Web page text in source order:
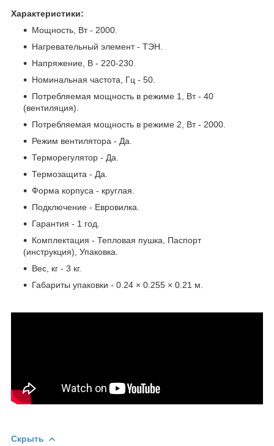
Характеристики:
Мощность, Вт - 2000.
Нагревательный элемент - ТЭН.
Напряжение, В - 220-230.
Номинальная частота, Гц - 50.
Потребляемая мощность в режиме 1, Вт - 40
(вентиляция).
Потребляемая мощность в режиме 2, Вт - 2000.
Режим вентилятора - Да.
Терморегулятор - Да.
Термозащита - Да.
Форма корпуса - круглая.
Подключение - Евровилка.
Гарантия - 1 год.
Комплектация - Тепловая пушка, Паспорт
(инструкция), Упаковка.
Вес, кг - 3 кг.
Габариты упаковки - 0.24 × 0.255 × 0.21 м.
Скрыть